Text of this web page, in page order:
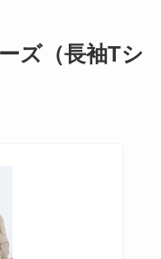
ズ（長袖Tシ